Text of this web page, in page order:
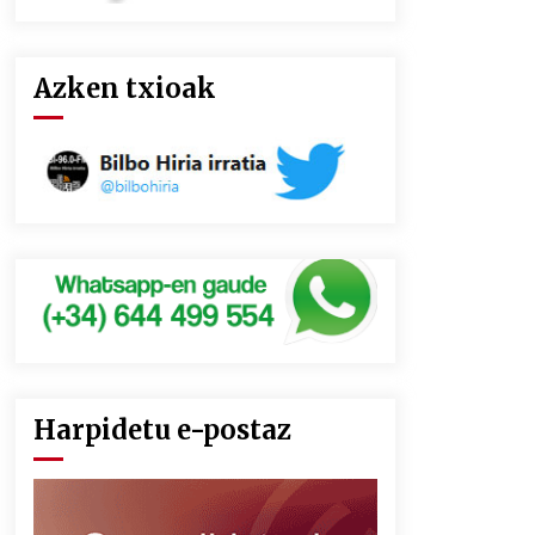
Azken txioak
Harpidetu e-postaz